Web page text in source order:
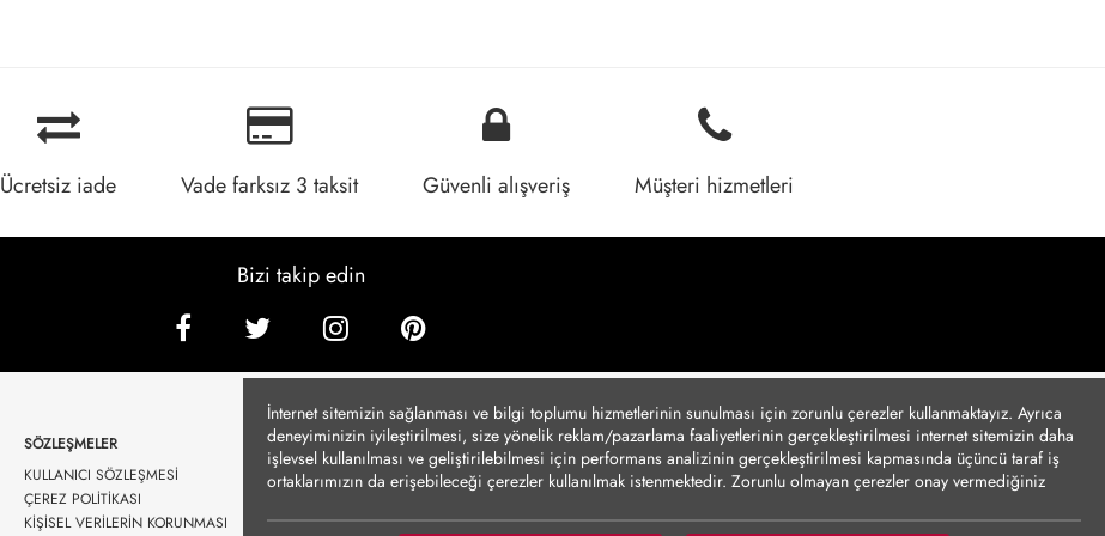
İnternet sitemizin sağlanması ve bilgi toplumu hizmetlerinin sunulması için zorunlu çerezler kullanmaktayız. Ayrıca
deneyiminizin iyileştirilmesi, size yönelik reklam/pazarlama faaliyetlerinin gerçekleştirilmesi internet sitemizin daha
işlevsel kullanılması ve geliştirilebilmesi için performans analizinin gerçekleştirilmesi kapmasında üçüncü taraf iş
ortaklarımızın da erişebileceği çerezler kullanılmak istenmektedir. Zorunlu olmayan çerezler onay vermediğiniz
Detayları altında sunulmakta olup, tercihlerinize göre kişisel verileriniz yurt dışına aktarılabilecektir.Çerez
Ücretsiz iade Vade farksız 3 taksit Güvenli alışveriş Müşteri hizmetleri
Bizi takip edin
SÖZLEŞMELER
KULLANICI SÖZLEŞMESİ
ÇEREZ POLİTİKASI
KİŞİSEL VERİLERİN KORUNMASI